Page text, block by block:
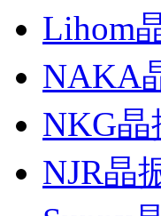
Lihom
NAKA
NKG晶
NJR晶